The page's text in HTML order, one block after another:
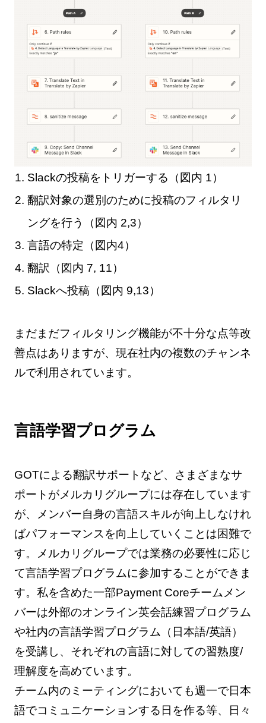
Slackの投稿をトリガーする（図内 1）
翻訳対象の選別のために投稿のフィルタリ
ングを行う（図内 2,3）
言語の特定（図内4）
翻訳（図内 7, 11）
Slackへ投稿（図内 9,13）
まだまだフィルタリング機能が不十分な点等改
善点はありますが、現在社内の複数のチャンネ
ルで利用されています。
言語学習プログラム
GOTによる翻訳サポートなど、さまざまなサ
ポートがメルカリグループには存在しています
が、メンバー自身の言語スキルが向上しなけれ
ばパフォーマンスを向上していくことは困難で
す。メルカリグループでは業務の必要性に応じ
て言語学習プログラムに参加することができま
す。私を含めた一部Payment Coreチームメン
バーは外部のオンライン英会話練習プログラム
や社内の言語学習プログラム（日本語/英語）
を受講し、それぞれの言語に対しての習熟度/
理解度を高めています。
チーム内のミーティングにおいても週一で日本
語でコミュニケーションする日を作る等、日々